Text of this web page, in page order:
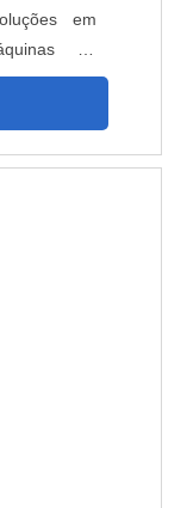
em
de
15 anos, a
a melhor
um
controle